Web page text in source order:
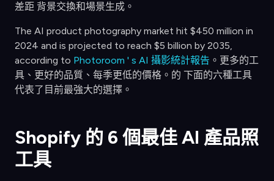
差距 背景交換和場景生成。
The AI product photography market hit $450 million in
2024 and is projected to reach $5 billion by 2035,
according to Photoroom ' s AI 攝影統計報告 。更多的工
具、更好的品質、每季更低的價格。的 下面的六種工具
代表了目前最強大的選擇。
Shopify 的 6 個最佳 AI 產品照
工具